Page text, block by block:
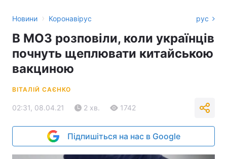
Новини › Коронавірус рус
В МОЗ розповіли, коли українців
почнуть щеплювати китайською
вакциною
ВІТАЛІЙ САЄНКО
02:31, 08.04.21 2 хв. 1742
Підпишіться на нас в Google